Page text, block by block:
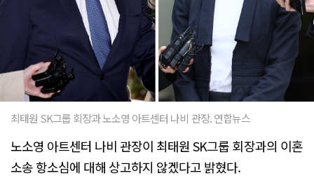
최태원 SK그룹 회장과 노소영 아트센터 나비 관장. 연합뉴스
노소영 아트센터 나비 관장이 최태원 SK그룹 회장과의 이혼
소송 항소심에 대해 상고하지 않겠다고 밝혔다.